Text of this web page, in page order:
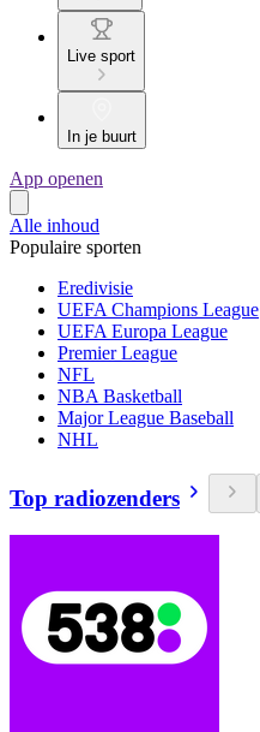
Live sport
In je buurt
App openen
Alle inhoud
Populaire sporten
Eredivisie
UEFA Champions League
UEFA Europa League
Premier League
NFL
NBA Basketball
Major League Baseball
NHL
Top radiozenders